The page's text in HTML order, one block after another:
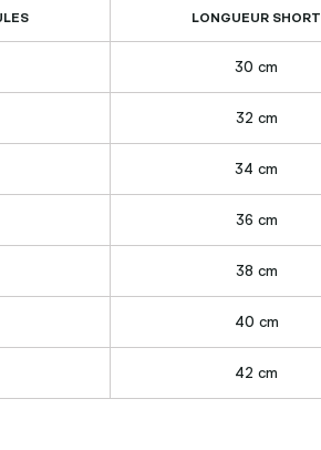
LONGUEUR SHORT
30 cm
32 cm
34 cm
36 cm
38 cm
40 cm
42 cm